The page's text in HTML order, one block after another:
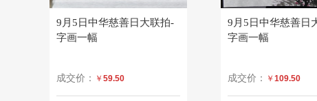
9月5日中华慈善日大联拍-
字画一幅
成交价： ￥ 59.50
9月5日中华慈善日
字画一幅
成交价： ￥ 109.50